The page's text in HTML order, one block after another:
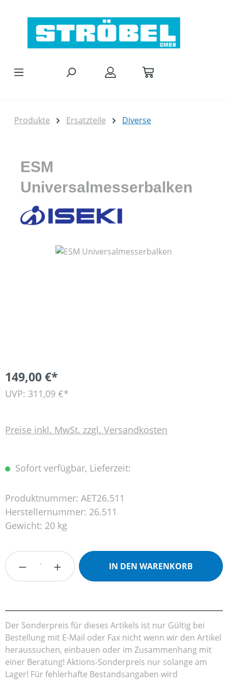
Produkte Ersatzteile Diverse
ESM
Universalmesserbalken
Bildergalerie überspringen
149,00 €*
UVP: 311,09 €*
Preise inkl. MwSt. zzgl. Versandkosten
Sofort verfügbar, Lieferzeit:
Produktnummer: AET26.511
Herstellernummer: 26.511
Gewicht: 20 kg
Produkt Anzahl: Gib den gewünschten
IN DEN WARENKORB
Der Sonderpreis für dieses Artikels ist nur Gültig bei
Bestellung mit E-Mail oder Fax nicht wenn wir den Artikel
heraussuchen, einbauen oder im Zusammenhang mit
einer Beratung! Aktions-Sonderpreis nur solange am
Lager! Für fehlerhafte Bestandsangaben wird